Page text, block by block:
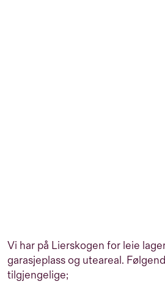
Vi har på Lierskogen for leie
garasjeplass og uteareal.
tilgjengelige;